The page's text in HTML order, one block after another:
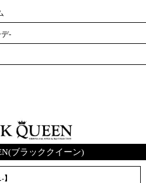
-
ブラッククイーン)